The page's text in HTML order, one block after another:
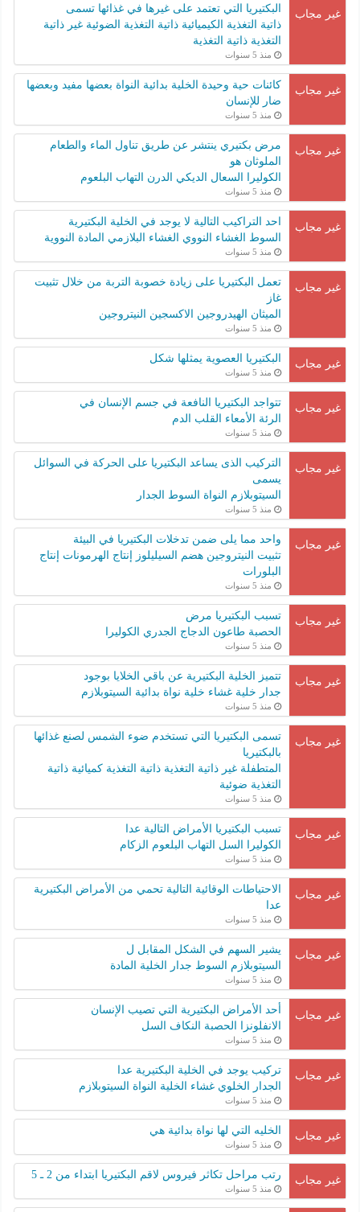
غير مجاب
البكتيريا التي تعتمد على غيرها في غذائها تسمى
ذاتية التغذية الكيميائية ذاتية التغذية الضوئية غير ذاتية
التغذية ذاتية التغذية
منذ 5 سنوات
غير مجاب
كائنات حية وحيدة الخلية بدائية النواة بعضها مفيد وبعضها
ضار للإنسان
منذ 5 سنوات
غير مجاب
مرض بكتيري ينتشر عن طريق تناول الماء والطعام
الملوثان هو
الكوليرا السعال الديكي الدرن التهاب البلعوم
منذ 5 سنوات
غير مجاب
احد التراكيب التالية لا يوجد في الخلية البكتيرية
السوط الغشاء النووي الغشاء البلازمي المادة النووية
منذ 5 سنوات
غير مجاب
تعمل البكتيريا على زيادة خصوبة التربة من خلال تثبيت
غاز
الميثان الهيدروجين الاكسجين النيتروجين
منذ 5 سنوات
غير مجاب البكتيريا العصوية يمثلها شكل
منذ 5 سنوات
غير مجاب
تتواجد البكتيريا النافعة في جسم الإنسان في
الرئة الأمعاء القلب الدم
منذ 5 سنوات
غير مجاب
التركيب الذى يساعد البكتيريا على الحركة في السوائل
يسمى
السيتوبلازم النواة السوط الجدار
منذ 5 سنوات
غير مجاب
واحد مما يلى ضمن تدخلات البكتيريا في البيئة
تثبيت النيتروجين هضم السيليلوز إنتاج الهرمونات إنتاج
البلورات
منذ 5 سنوات
غير مجاب
تسبب البكتيريا مرض
الحصبة طاعون الدجاج الجدري الكوليرا
منذ 5 سنوات
غير مجاب
تتميز الخلية البكتيرية عن باقي الخلايا بوجود
جدار خلية غشاء خلية نواة بدائية السيتوبلازم
منذ 5 سنوات
غير مجاب
تسمى البكتيريا التي تستخدم ضوء الشمس لصنع غذائها
بالبكتيريا
المتطفلة غير ذاتية التغذية ذاتية التغذية كميائية ذاتية
التغذية ضوئية
منذ 5 سنوات
غير مجاب
تسبب البكتيريا الأمراض التالية عدا
الكوليرا السل التهاب البلعوم الزكام
منذ 5 سنوات
غير مجاب
الاحتياطات الوقائية التالية تحمي من الأمراض البكتيرية
عدا
منذ 5 سنوات
غير مجاب
يشير السهم في الشكل المقابل ل
السيتوبلازم السوط جدار الخلية المادة
منذ 5 سنوات
غير مجاب
أحد الأمراض البكتيرية التي تصيب الإنسان
الانفلونزا الحصبة النكاف السل
منذ 5 سنوات
غير مجاب
تركيب يوجد في الخلية البكتيرية عدا
الجدار الخلوي غشاء الخلية النواة السيتوبلازم
منذ 5 سنوات
غير مجاب الخليه التي لها نواة بدائية هي
منذ 5 سنوات
غير مجاب رتب مراحل تكاثر فيروس لاقم البكتيريا ابتداء من 2 ـ 5
منذ 5 سنوات